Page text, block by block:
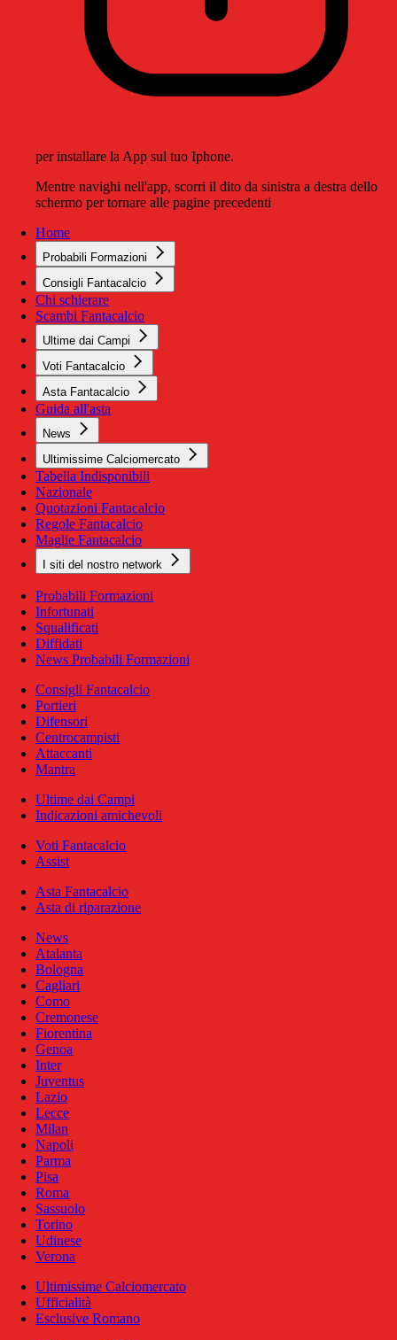
per installare la App sul tuo Iphone.
Mentre navighi nell'app, scorri il dito da sinistra a destra dello
schermo per tornare alle pagine precedenti
Home
Probabili Formazioni
Consigli Fantacalcio
Chi schierare
Scambi Fantacalcio
Ultime dai Campi
Voti Fantacalcio
Asta Fantacalcio
Guida all'asta
News
Ultimissime Calciomercato
Tabella Indisponibili
Nazionale
Quotazioni Fantacalcio
Regole Fantacalcio
Maglie Fantacalcio
I siti del nostro network
Probabili Formazioni
Infortunati
Squalificati
Diffidati
News Probabili Formazioni
Consigli Fantacalcio
Portieri
Difensori
Centrocampisti
Attaccanti
Mantra
Ultime dai Campi
Indicazioni amichevoli
Voti Fantacalcio
Assist
Asta Fantacalcio
Asta di riparazione
News
Atalanta
Bologna
Cagliari
Como
Cremonese
Fiorentina
Genoa
Inter
Juventus
Lazio
Lecce
Milan
Napoli
Parma
Pisa
Roma
Sassuolo
Torino
Udinese
Verona
Ultimissime Calciomercato
Ufficialità
Esclusive Romano